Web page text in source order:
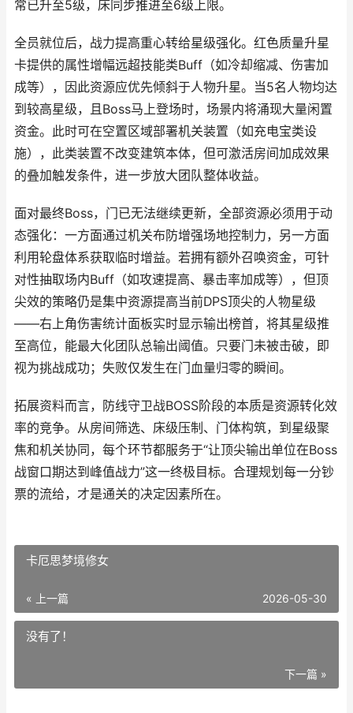
常已升至5级，床同步推进至6级上限。
全员就位后，战力提高重心转给星级强化。红色质量升星
卡提供的属性增幅远超技能类Buff（如冷却缩减、伤害加
成等），因此资源应优先倾斜于人物升星。当5名人物均达
到较高星级，且Boss马上登场时，场景内将涌现大量闲置
资金。此时可在空置区域部署机关装置（如充电宝类设
施），此类装置不改变建筑本体，但可激活房间加成效果
的叠加触发条件，进一步放大团队整体收益。
面对最终Boss，门已无法继续更新，全部资源必须用于动
态强化：一方面通过机关布防增强场地控制力，另一方面
利用轮盘体系获取临时增益。若拥有额外召唤资金，可针
对性抽取场内Buff（如攻速提高、暴击率加成等），但顶
尖效的策略仍是集中资源提高当前DPS顶尖的人物星级
——右上角伤害统计面板实时显示输出榜首，将其星级推
至高位，能最大化团队总输出阈值。只要门未被击破，即
视为挑战成功；失败仅发生在门血量归零的瞬间。
拓展资料而言，防线守卫战BOSS阶段的本质是资源转化效
率的竞争。从房间筛选、床级压制、门体构筑，到星级聚
焦和机关协同，每个环节都服务于“让顶尖输出单位在Boss
战窗口期达到峰值战力”这一终极目标。合理规划每一分钞
票的流给，才是通关的决定因素所在。
卡厄思梦境修女
« 上一篇 2026-05-30
没有了！
下一篇 »